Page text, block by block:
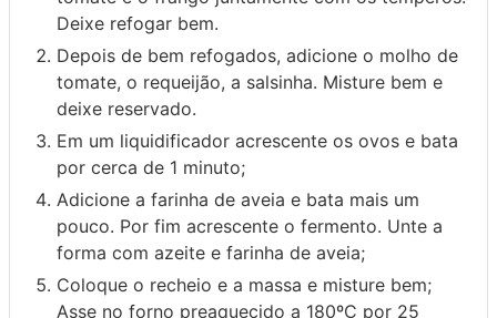
Deixe refogar bem.
Depois de bem refogados, adicione o molho de
tomate, o requeijão, a salsinha. Misture bem e
deixe reservado.
Em um liquidificador acrescente os ovos e bata
por cerca de 1 minuto;
Adicione a farinha de aveia e bata mais um
pouco. Por fim acrescente o fermento. Unte a
forma com azeite e farinha de aveia;
Coloque o recheio e a massa e misture bem;
Asse no forno preaquecido a 180ºC por 25